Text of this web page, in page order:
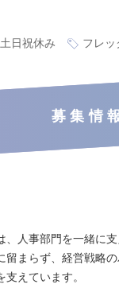
土日祝休み フレッ
募集情
人事部門を一緒に
留まらず、経営戦略
えています。